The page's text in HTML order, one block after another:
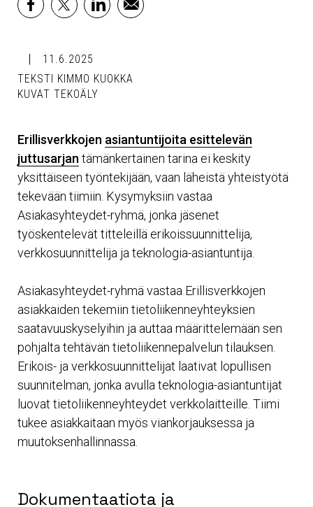
facebook
x linkedinemail
11.6.2025
TEKSTI KIMMO KUOKKA
KUVAT TEKOÄLY
Erillisverkkojen asiantuntijoita esittelevän
juttusarjan tämänkertainen tarina ei keskity
yksittäiseen työntekijään, vaan läheistä yhteistyötä
tekevään tiimiin. Kysymyksiin vastaa
Asiakasyhteydet-ryhmä, jonka jäsenet
työskentelevät titteleillä erikoissuunnittelija,
verkkosuunnittelija ja teknologia-asiantuntija.
Asiakasyhteydet-ryhmä vastaa Erillisverkkojen
asiakkaiden tekemiin tietoliikenneyhteyksien
saatavuuskyselyihin ja auttaa määrittelemään sen
pohjalta tehtävän tietoliikennepalvelun tilauksen.
Erikois- ja verkkosuunnittelijat laativat lopullisen
suunnitelman, jonka avulla teknologia-asiantuntijat
luovat tietoliikenneyhteydet verkkolaitteille. Tiimi
tukee asiakkaitaan myös viankorjauksessa ja
muutoksenhallinnassa.
Dokumentaatiota ja